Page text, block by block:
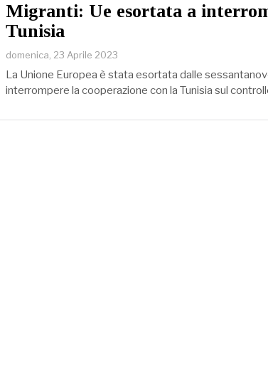
Migranti: Ue esortata a
Tunisia
domenica, 23 Aprile 2023
La Unione Europea è stata esortata dalle
interrompere la cooperazione con la Tunisia sul